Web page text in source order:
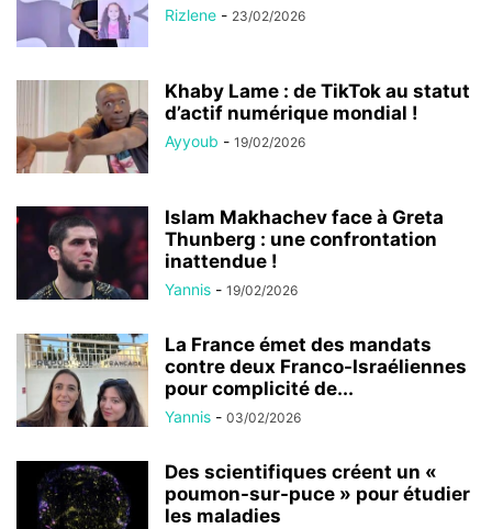
Rizlene - 23/02/2026
Khaby Lame : de TikTok au statut
d’actif numérique mondial !
Ayyoub - 19/02/2026
Islam Makhachev face à Greta
Thunberg : une confrontation
inattendue !
Yannis - 19/02/2026
La France émet des mandats
contre deux Franco-Israéliennes
pour complicité de...
Yannis - 03/02/2026
Des scientifiques créent un «
poumon-sur-puce » pour étudier
les maladies